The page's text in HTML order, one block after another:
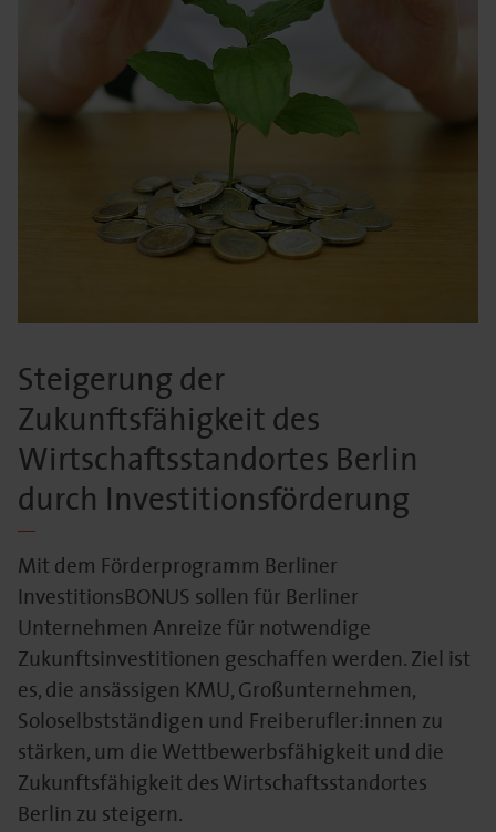
Steigerung der
Zukunftsfähigkeit des
Wirtschaftsstandortes Berlin
durch Investitionsförderung
Mit dem Förderprogramm Berliner
InvestitionsBONUS sollen für Berliner
Unternehmen Anreize für notwendige
Zukunftsinvestitionen geschaffen werden. Ziel ist
es, die ansässigen KMU, Großunternehmen,
Soloselbstständigen und Freiberufler:innen zu
stärken, um die Wettbewerbsfähigkeit und die
Zukunftsfähigkeit des Wirtschaftsstandortes
Berlin zu steigern.